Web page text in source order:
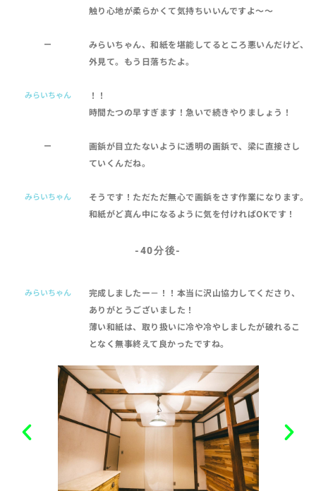
触り心地が柔らかくて気持ちいいんですよ～～
ー
みらいちゃん、和紙を堪能してるところ悪いんだけど、
外見て。もう日落ちたよ。
みらいちゃん
！！
時間たつの早すぎます！急いで続きやりましょう！
ー
画鋲が目立たないように透明の画鋲で、梁に直接さし
ていくんだね。
みらいちゃん
そうです！ただただ無心で画鋲をさす作業になります。
和紙がど真ん中になるように気を付ければOKです！
-40分後-
みらいちゃん
完成しましたー－！！本当に沢山協力してくださり、
ありがとうございました！
薄い和紙は、取り扱いに冷や冷やしましたが破れるこ
となく無事終えて良かったですね。